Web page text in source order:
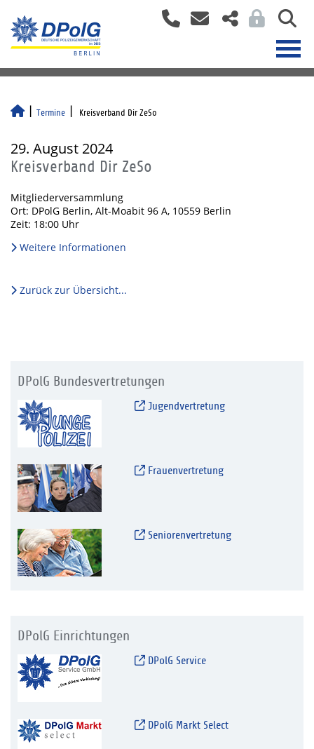
Termine Kreisverband Dir ZeSo
29. August 2024
Kreisverband Dir ZeSo
Mitgliederversammlung
Ort: DPolG Berlin, Alt-Moabit 96 A, 10559 Berlin
Zeit: 18:00 Uhr
Weitere Informationen
Zurück zur Übersicht...
DPolG Bundesvertretungen
Jugendvertretung
Frauenvertretung
Seniorenvertretung
DPolG Einrichtungen
DPolG Service
DPolG Markt Select